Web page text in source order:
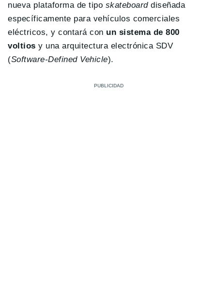
nueva plataforma de tipo skateboarddiseñada
específicamente para vehículos comerciales
eléctricos, y contará con un sistema de 800
voltiosy una arquitectura electrónica SDV
(Software-Defined Vehicle).